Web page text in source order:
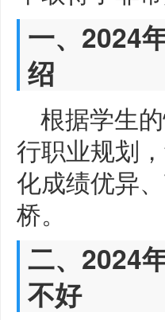
一、2024
绍
根据学生
行职业规划
化成绩优异
桥。
二、2024
不好